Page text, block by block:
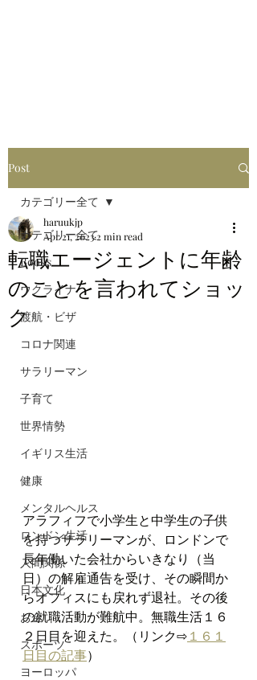
Post
カテゴリー全て
Books
ウクライナ
渡航・ビザ
コロナ関連
サラリーマン
子育て
世界情勢
イギリス生活
健康
メンタルヘルス
ロンドン生活
人間関係
日本文化
お金
スポーツ
ヨーロッパ
カテゴリー全て
転職エージェントに年齢
のことを言われてショッ
ク
haruukjp
Apr 21, 20232 min read
アラフィフで小学生と中学生の子供
を持つサラリーマンが、ロンドンで
長年働いた会社からいきなり（当
日）の解雇通告を受け、その瞬間か
らオフィスにも戻れず退社。その後
の就職活動が難航中。無職生活１６
２日目を迎えた。（リンク⇨１６１
日目の記事）